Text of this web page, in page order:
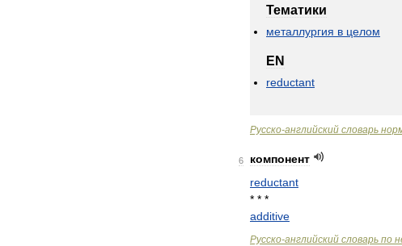
Тематики
металлургия в целом
EN
reductant
Русско-английский словарь
6
компонент
reductant
* * *
additive
Русско-английский словарь по